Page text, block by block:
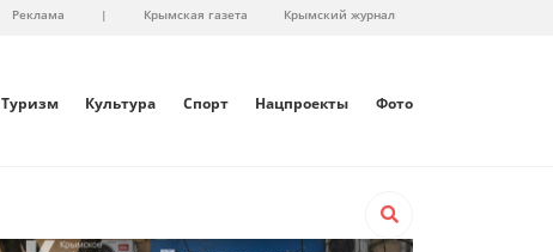
Реклама | Крымская газета Крымский журнал
Туризм Культура Спорт Нацпроекты Фото